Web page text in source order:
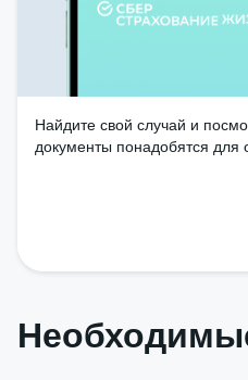
Найдите свой случай и
документы понадобятся